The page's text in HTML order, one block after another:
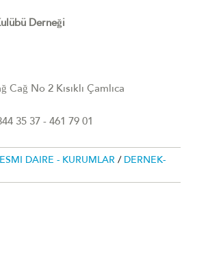
Derneği
No 2 Kısıklı Çamlıca
35 37 - 461 79 01
DAIRE - KURUMLAR / DERNEK-